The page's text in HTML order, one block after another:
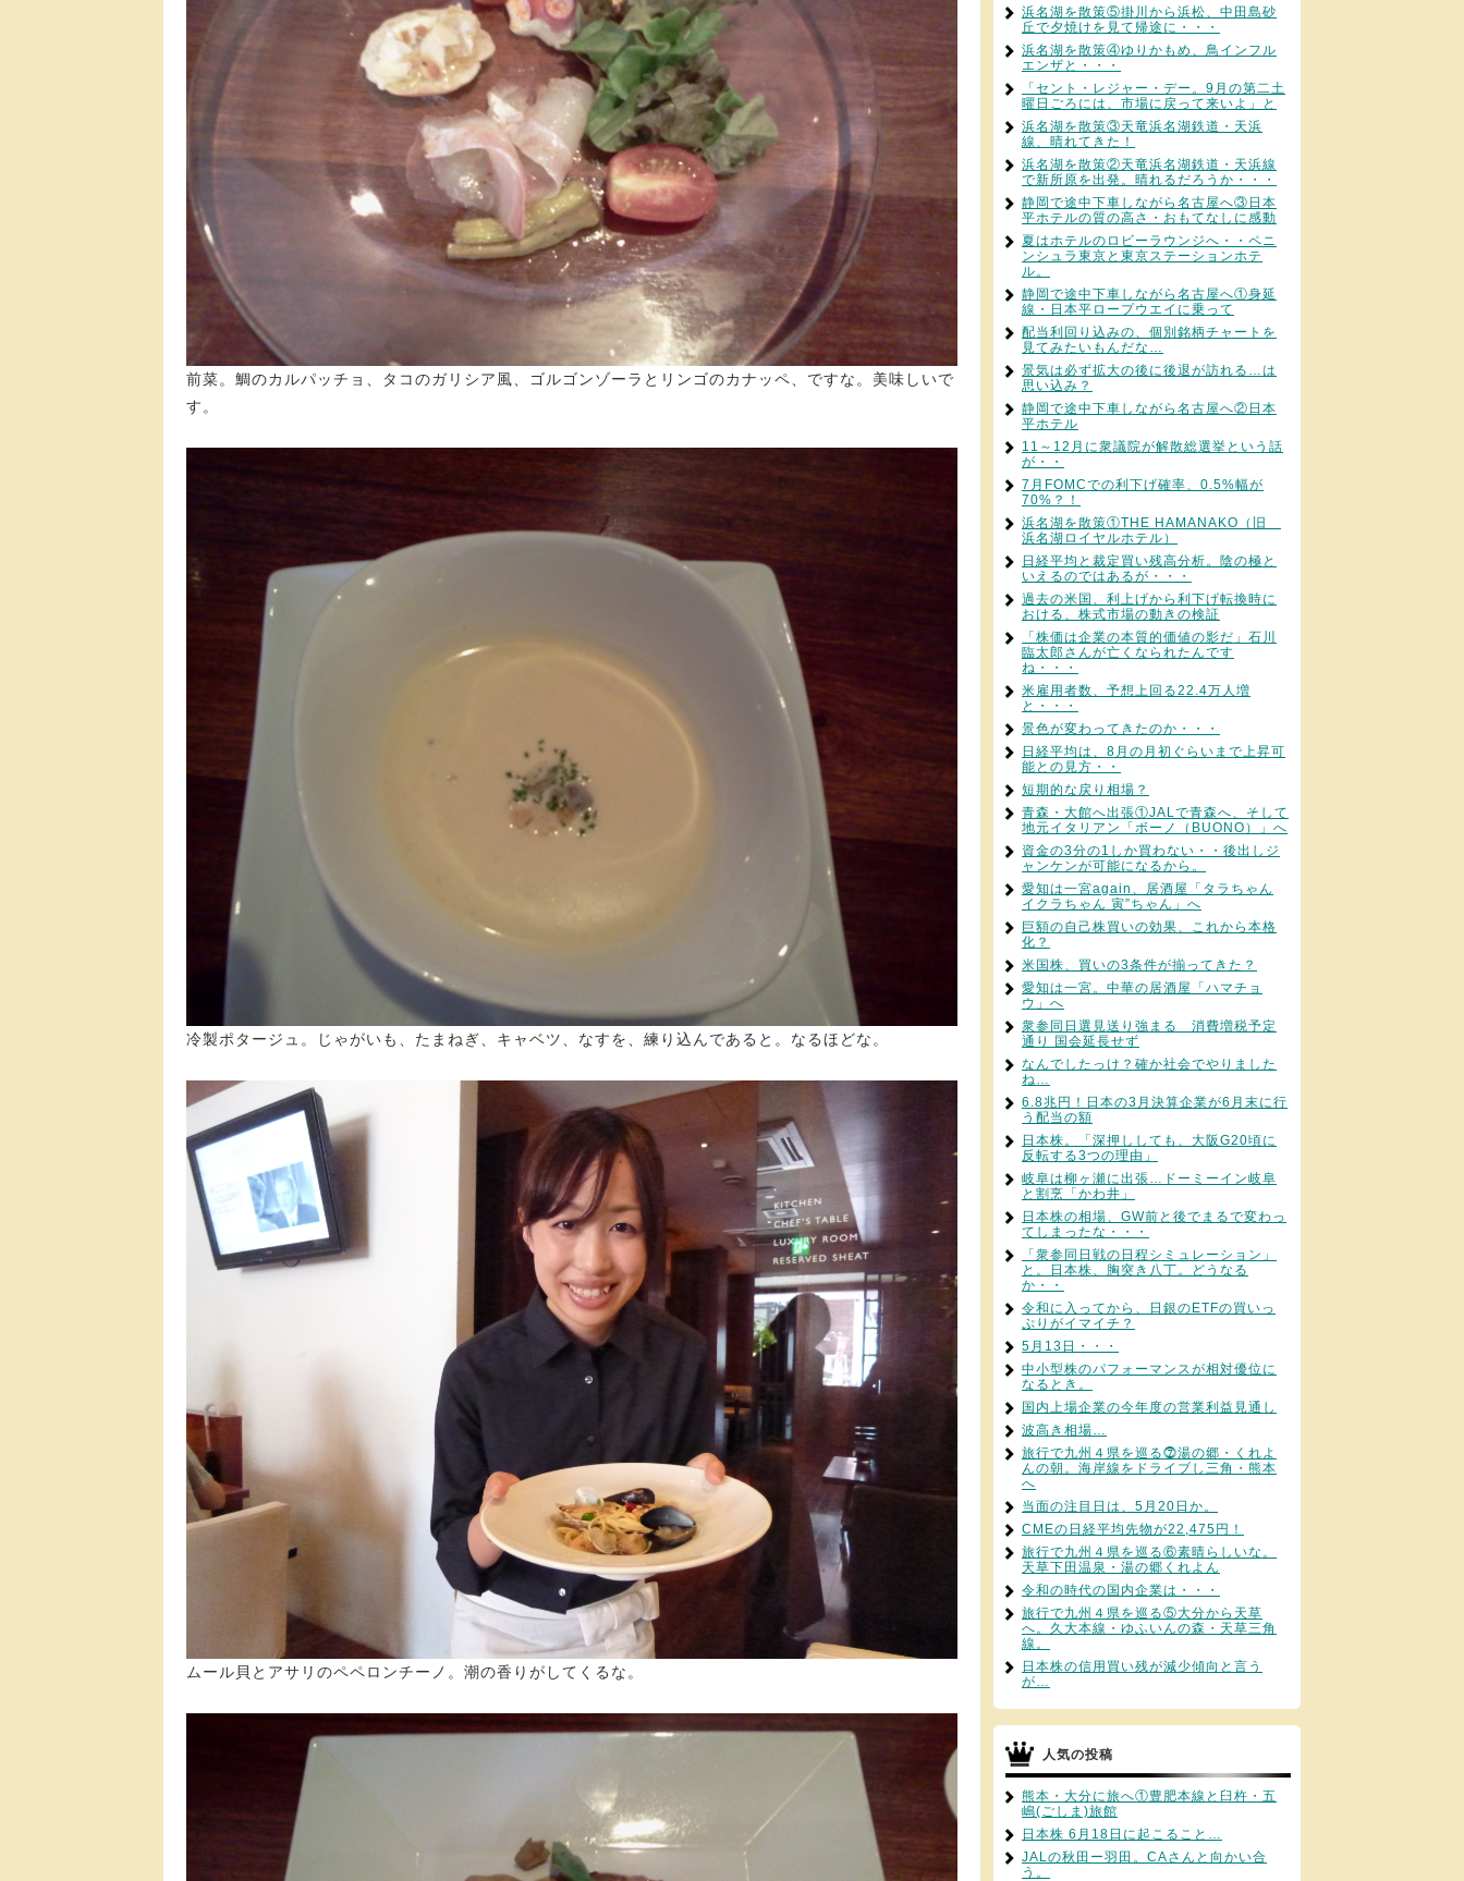
前菜。鯛のカルパッチョ、タコのガリシア風、ゴルゴンゾーラとリンゴのカナッペ、ですな。美味しいで
す。
冷製ポタージュ。じゃがいも、たまねぎ、キャベツ、なすを、練り込んであると。なるほどな。
ムール貝とアサリのペペロンチーノ。潮の香りがしてくるな。
浜名湖を散策⑤掛川から浜松、中田島砂
丘で夕焼けを見て帰途に・・・
浜名湖を散策④ゆりかもめ、鳥インフル
エンザと・・・
「セント・レジャー・デー。9月の第二土
曜日ごろには、市場に戻って来いよ」と
浜名湖を散策③天竜浜名湖鉄道・天浜
線、晴れてきた！
浜名湖を散策②天竜浜名湖鉄道・天浜線
で新所原を出発。晴れるだろうか・・・
静岡で途中下車しながら名古屋へ③日本
平ホテルの質の高さ・おもてなしに感動
夏はホテルのロビーラウンジへ・・ペニ
ンシュラ東京と東京ステーションホテ
ル。
静岡で途中下車しながら名古屋へ①身延
線・日本平ロープウエイに乗って
配当利回り込みの、個別銘柄チャートを
見てみたいもんだな…
景気は必ず拡大の後に後退が訪れる…は
思い込み？
静岡で途中下車しながら名古屋へ②日本
平ホテル
11～12月に衆議院が解散総選挙という話
が・・
7月FOMCでの利下げ確率、0.5%幅が
70%？！
浜名湖を散策①THE HAMANAKO（旧
浜名湖ロイヤルホテル）
日経平均と裁定買い残高分析。陰の極と
いえるのではあるが・・・
過去の米国、利上げから利下げ転換時に
おける、株式市場の動きの検証
「株価は企業の本質的価値の影だ」石川
臨太郎さんが亡くなられたんです
ね・・・
米雇用者数、予想上回る22.4万人増
と・・・
景色が変わってきたのか・・・
日経平均は、8月の月初ぐらいまで上昇可
能との見方・・
短期的な戻り相場？
青森・大館へ出張①JALで青森へ、そして
地元イタリアン「ボーノ（BUONO）」へ
資金の3分の1しか買わない・・後出しジ
ャンケンが可能になるから。
愛知は一宮again、居酒屋「タラちゃん
イクラちゃん 寅”ちゃん」へ
巨額の自己株買いの効果、これから本格
化？
米国株、買いの3条件が揃ってきた？
愛知は一宮。中華の居酒屋「ハマチョ
ウ」へ
衆参同日選見送り強まる 消費増税予定
通り 国会延長せず
なんでしたっけ？確か社会でやりました
ね…
6.8兆円！日本の3月決算企業が6月末に行
う配当の額
日本株。「深押ししても、大阪G20頃に
反転する3つの理由」
岐阜は柳ヶ瀬に出張…ドーミーイン岐阜
と割烹「かわ井」
日本株の相場、GW前と後でまるで変わっ
てしまったな・・・
「衆参同日戦の日程シミュレーション」
と。日本株、胸突き八丁。どうなる
か・・
令和に入ってから、日銀のETFの買いっ
ぷりがイマイチ？
5月13日・・・
中小型株のパフォーマンスが相対優位に
なるとき。
国内上場企業の今年度の営業利益見通し
波高き相場…
旅行で九州４県を巡る⓻湯の郷・くれよ
んの朝。海岸線をドライブし三角・熊本
へ
当面の注目日は、5月20日か。
CMEの日経平均先物が22,475円！
旅行で九州４県を巡る⑥素晴らしいな。
天草下田温泉・湯の郷くれよん
令和の時代の国内企業は・・・
旅行で九州４県を巡る⑤大分から天草
へ。久大本線・ゆふいんの森・天草三角
線。
日本株の信用買い残が減少傾向と言う
が…
人気の投稿
熊本・大分に旅へ①豊肥本線と臼杵・五
嶋(ごしま)旅館
日本株 6月18日に起こること…
JALの秋田ー羽田。CAさんと向かい合
う。